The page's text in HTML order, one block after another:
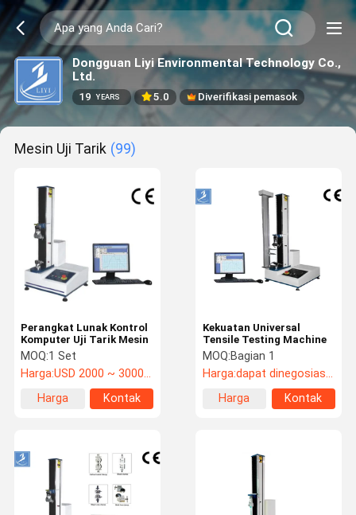
Dongguan Liyi Environmental Technology Co.,
Ltd.
19 YEARS 5.0 Diverifikasi pemasok
Mesin Uji Tarik (99)
Perangkat Lunak Kontrol
Komputer Uji Tarik Mesin
MOQ:1 Set
Harga:USD 2000 ~ 3000/set
Harga
Kontak
Kekuatan Universal
Tensile Testing Machine
MOQ:Bagian 1
Harga:dapat dinegosiasikan
Harga
Kontak